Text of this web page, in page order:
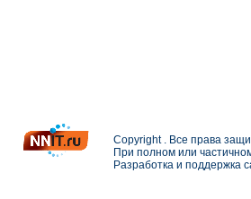
Copyright . Все права
При полном или
Разработка и поддержка